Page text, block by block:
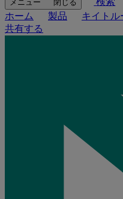
メニュー 閉じる
ホーム
製品 キイトル
共有する